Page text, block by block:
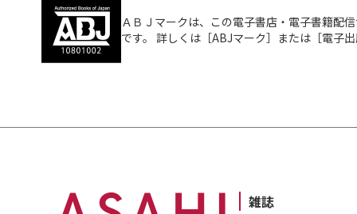
ＡＢＪマークは、この電子書店・電子書籍配
です。 詳しくは［ABJマーク］または［電子
雑誌